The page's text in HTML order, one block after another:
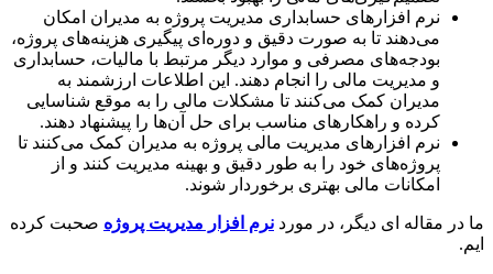
نرم افزارهای حسابداری مدیریت پروژه به مدیران امکان
می‌دهند تا به صورت دقیق و دوره‌ای پیگیری هزینه‌های پروژه،
بودجه‌های مصرفی و موارد دیگر مرتبط با مالیات، حسابداری
و مدیریت مالی را انجام دهند. این اطلاعات ارزشمند به
مدیران کمک می‌کنند تا مشکلات مالی را به موقع شناسایی
کرده و راهکارهای مناسب برای حل آن‌ها را پیشنهاد دهند.
نرم افزارهای مدیریت مالی پروژه به مدیران کمک می‌کنند تا
پروژه‌های خود را به طور دقیق و بهینه مدیریت کنند و از
امکانات مالی بهتری برخوردار شوند.
مقاله ای دیگر، در موردنرم افزار مدیریت پروژهصحبت کرده